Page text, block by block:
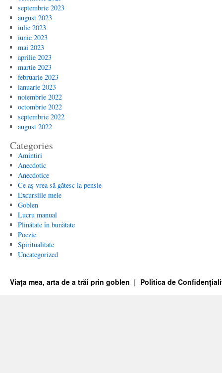
septembrie 2023
august 2023
iulie 2023
iunie 2023
mai 2023
aprilie 2023
martie 2023
februarie 2023
ianuarie 2023
noiembrie 2022
octombrie 2022
septembrie 2022
august 2022
Categories
Amintiri
Anecdotic
Anecdotice
Ce aș vrea să gătesc la pensie
Excursiile mele
Goblen
Lucru manual
Plinătate în bunătate
Poezie
Spiritualitate
Uncategorized
Viața mea, arta de a trăi prin goblen Politica de